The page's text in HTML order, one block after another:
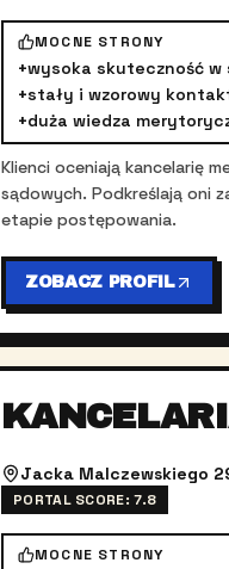
MOCNE STRONY
+wysoka skuteczność
+stały i wzorowy
+duża wiedza
Klienci oceniają kancelarię
sądowych. Podkreślają oni
etapie postępowania.
ZOBACZ PROFIL
Jacka Malczewskiego
PORTAL SCORE:7.8
MOCNE STRONY